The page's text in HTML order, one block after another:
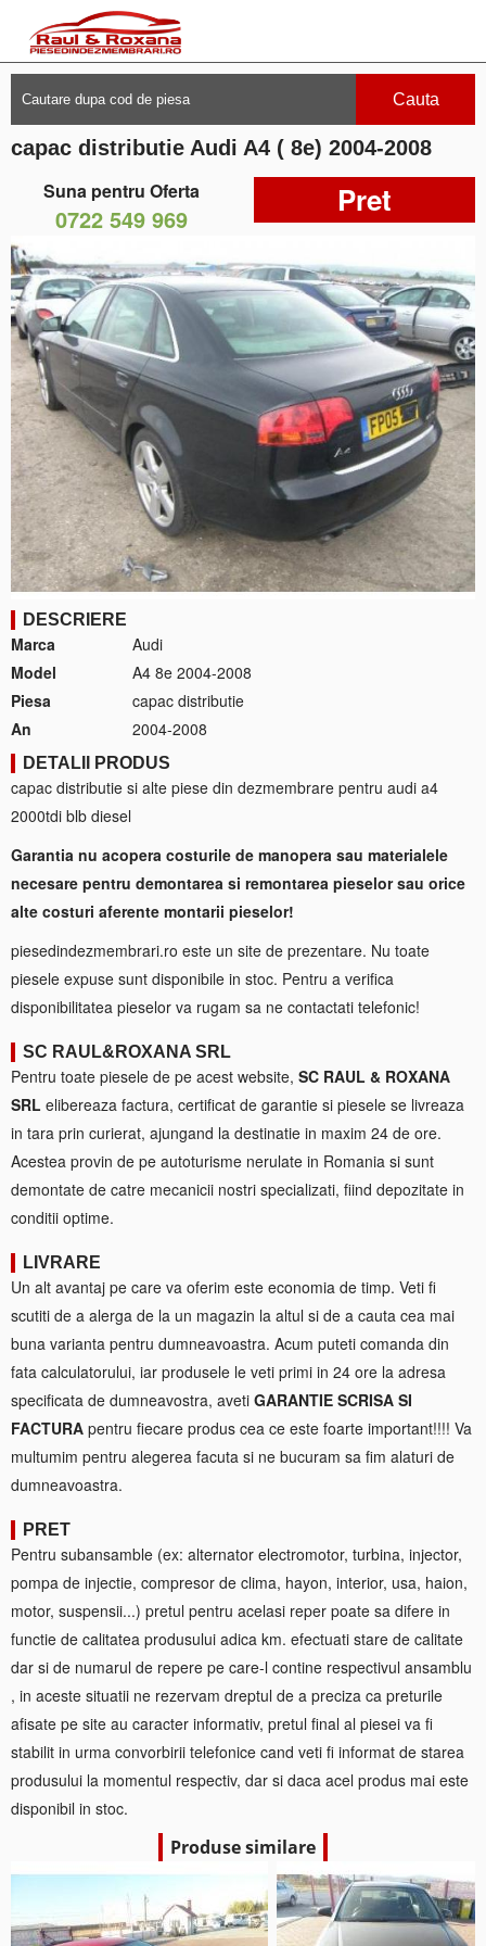
Cauta
capac distributie Audi A4 ( 8e) 2004-2008
Suna pentru Oferta
0722 549 969 Pret
DESCRIERE
Marca
Audi
Model
A4 8e 2004-2008
Piesa
capac distributie
An
2004-2008
DETALII PRODUS
capac distributie si alte piese din dezmembrare pentru audi a4
2000tdi blb diesel
Garantia nu acopera costurile de manopera sau materialele
necesare pentru demontarea si remontarea pieselor sau orice
alte costuri aferente montarii pieselor!
piesedindezmembrari.ro este un site de prezentare. Nu toate
piesele expuse sunt disponibile in stoc. Pentru a verifica
disponibilitatea pieselor va rugam sa ne contactati telefonic!
SC RAUL&ROXANA SRL
Pentru toate piesele de pe acest website, SC RAUL & ROXANA
SRL elibereaza factura, certificat de garantie si piesele se livreaza
in tara prin curierat, ajungand la destinatie in maxim 24 de ore.
Acestea provin de pe autoturisme nerulate in Romania si sunt
demontate de catre mecanicii nostri specializati, fiind depozitate in
conditii optime.
LIVRARE
Un alt avantaj pe care va oferim este economia de timp. Veti fi
scutiti de a alerga de la un magazin la altul si de a cauta cea mai
buna varianta pentru dumneavoastra. Acum puteti comanda din
fata calculatorului, iar produsele le veti primi in 24 ore la adresa
specificata de dumneavostra, aveti GARANTIE SCRISA SI
FACTURA pentru fiecare produs cea ce este foarte important!!!! Va
multumim pentru alegerea facuta si ne bucuram sa fim alaturi de
dumneavoastra.
PRET
Pentru subansamble (ex: alternator electromotor, turbina, injector,
pompa de injectie, compresor de clima, hayon, interior, usa, haion,
motor, suspensii...) pretul pentru acelasi reper poate sa difere in
functie de calitatea produsului adica km. efectuati stare de calitate
dar si de numarul de repere pe care-l contine respectivul ansamblu
, in aceste situatii ne rezervam dreptul de a preciza ca preturile
afisate pe site au caracter informativ, pretul final al piesei va fi
stabilit in urma convorbirii telefonice cand veti fi informat de starea
produsului la momentul respectiv, dar si daca acel produs mai este
disponibil in stoc.
Produse similare